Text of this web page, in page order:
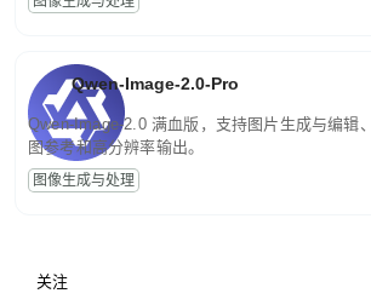
Qwen-Image-2.0-Pro
Qwen-Image-2.0 满血版，支持图片生成与编辑
图参考和高分辨率输出。
图像生成与处理
关注